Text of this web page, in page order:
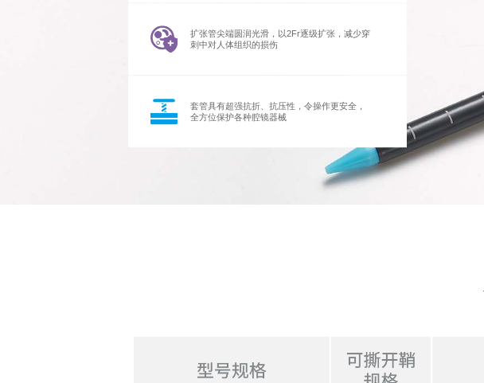
扩张管尖端圆润光滑，以2Fr逐级扩张，减少穿
刺中对人体组织的损伤
套管具有超强抗折、抗压性，令操作更安全，
全方位保护各种腔镜器械